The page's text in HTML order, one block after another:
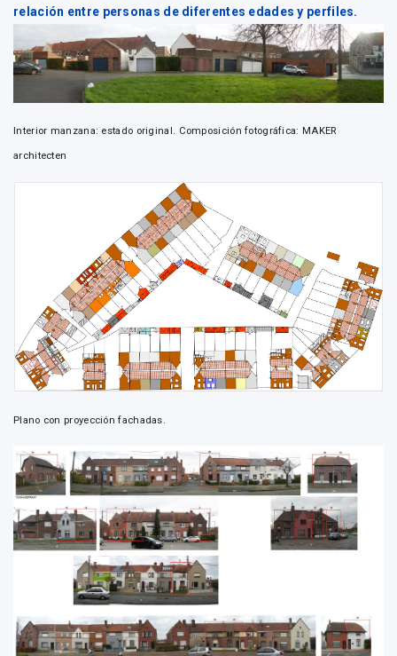
relación entre personas de diferentes edades y perfiles.
Interior manzana: estado original. Composición fotográfica: MAKER
architecten
Plano con proyección fachadas.